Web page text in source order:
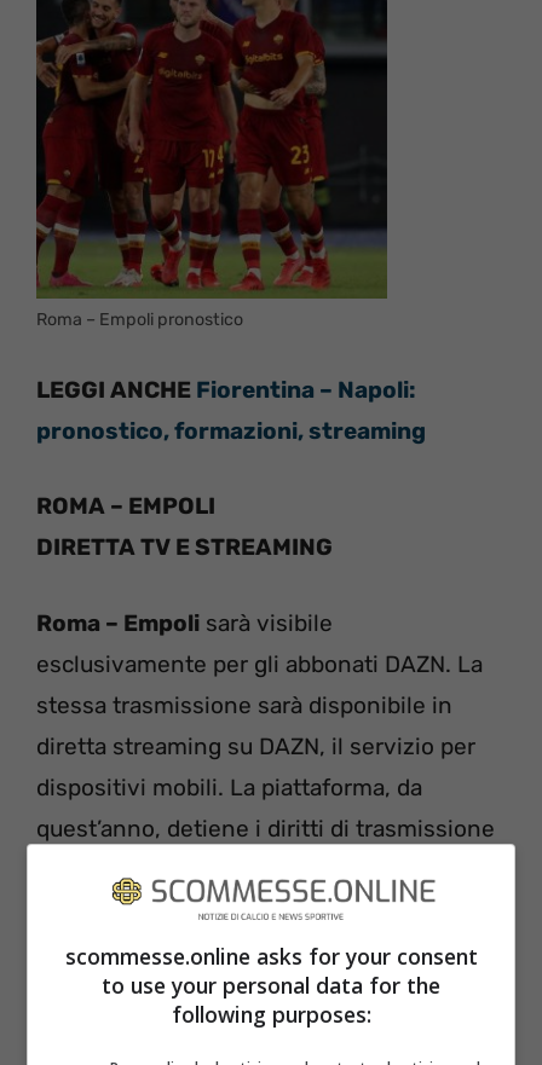
Roma – Empoli pronostico
LEGGI ANCHE Fiorentina – Napoli:
pronostico, formazioni, streaming
ROMA – EMPOLI
DIRETTA TV E STREAMING
Roma – Empoli sarà visibile
esclusivamente per gli abbonati DAZN. La
stessa trasmissione sarà disponibile in
diretta streaming su DAZN, il servizio per
dispositivi mobili. La piattaforma, da
quest’anno, detiene i diritti di trasmissione
di calcio italiano.
ROMA – EMPOLI
METEO E CONDIZIONI DEL CAMPO
scommesse.online asks for your consent
to use your personal data for the
following purposes: